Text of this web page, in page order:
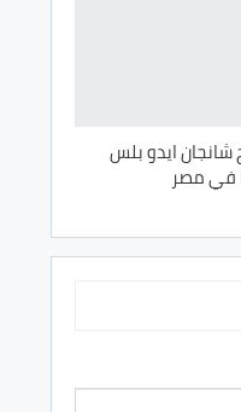
ايدو بلس